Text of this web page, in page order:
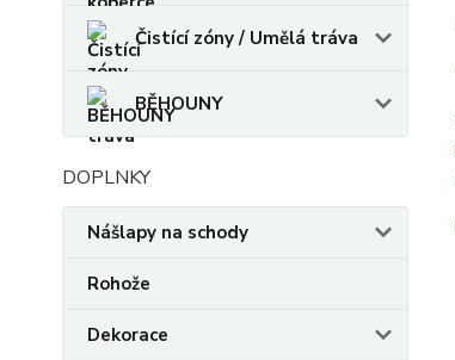
Čistící zóny / Umělá tráva
BĚHOUNY
DOPLNKY
Nášlapy na schody
Rohože
Dekorace